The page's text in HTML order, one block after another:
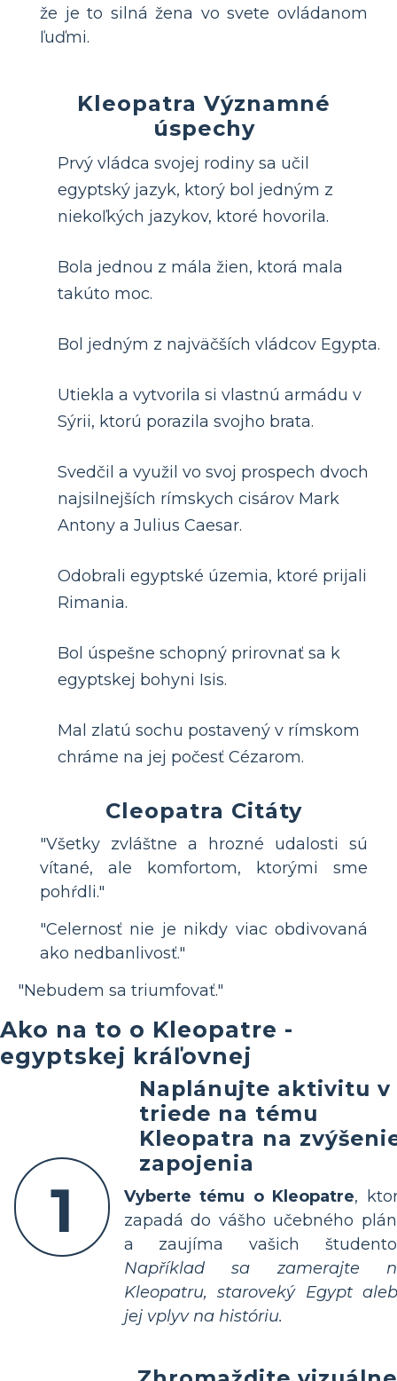
že je to silná žena vo svete ovládanom
ľuďmi.
Kleopatra Významné
úspechy
Prvý vládca svojej rodiny sa učil
egyptský jazyk, ktorý bol jedným z
niekoľkých jazykov, ktoré hovorila.
Bola jednou z mála žien, ktorá mala
takúto moc.
Bol jedným z najväčších vládcov Egypta.
Utiekla a vytvorila si vlastnú armádu v
Sýrii, ktorú porazila svojho brata.
Svedčil a využil vo svoj prospech dvoch
najsilnejších rímskych cisárov Mark
Antony a Julius Caesar.
Odobrali egyptské územia, ktoré prijali
Rimania.
Bol úspešne schopný prirovnať sa k
egyptskej bohyni Isis.
Mal zlatú sochu postavený v rímskom
chráme na jej počesť Cézarom.
Cleopatra Citáty
"Všetky zvláštne a hrozné udalosti sú
vítané, ale komfortom, ktorými sme
pohŕdli."
"Celernosť nie je nikdy viac obdivovaná
ako nedbanlivosť."
"Nebudem sa triumfovať."
Ako na to o Kleopatre -
egyptskej kráľovnej
1
Naplánujte aktivitu v
triede na tému
Kleopatra na
zapojenia
Vyberte tému o Kleopatre,
zapadá do vášho učebného
a zaujíma vašich
Například sa zamerajte
Kleopatru, staroveký Egypt
jej vplyv na históriu.